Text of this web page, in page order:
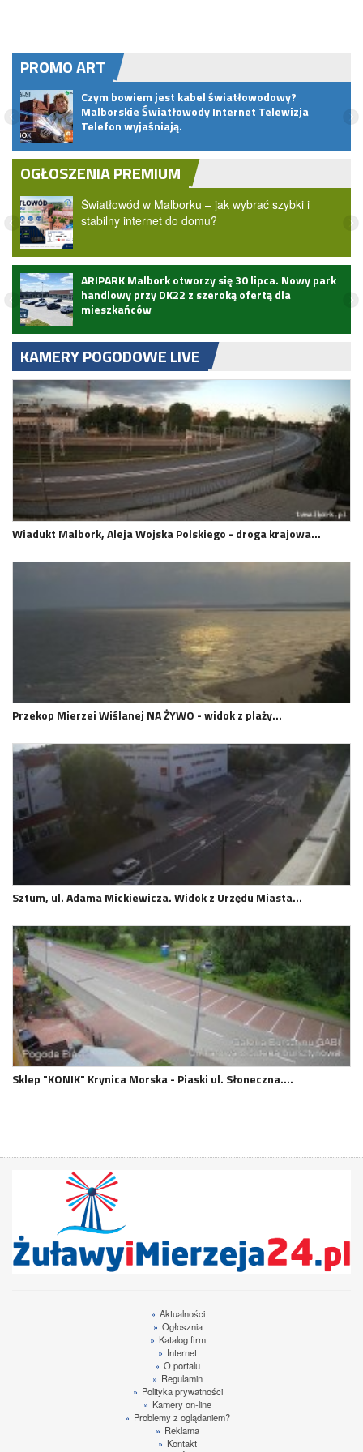
PROMO ART
Czym bowiem jest kabel światłowodowy?
Malborskie Światłowody Internet Telewizja
Telefon wyjaśniają.
OGŁOSZENIA PREMIUM
Światłowód w Malborku – jak wybrać szybki i
stabilny internet do domu?
ARIPARK Malbork otworzy się 30 lipca. Nowy park
handlowy przy DK22 z szeroką ofertą dla
mieszkańców
KAMERY POGODOWE LIVE
Wiadukt Malbork, Aleja Wojska Polskiego - droga krajowa…
Przekop Mierzei Wiślanej NA ŻYWO - widok z plaży…
Sztum, ul. Adama Mickiewicza. Widok z Urzędu Miasta…
Sklep "KONIK" Krynica Morska - Piaski ul. Słoneczna.…
» Aktualności
» Ogłosznia
» Katalog firm
» Internet
» O portalu
» Regulamin
» Polityka prywatności
» Kamery on-line
» Problemy z oglądaniem?
» Reklama
» Kontakt